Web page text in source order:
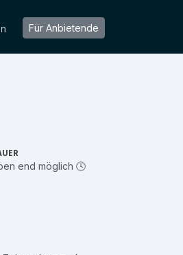
Für Anbietende
end möglich 🕓